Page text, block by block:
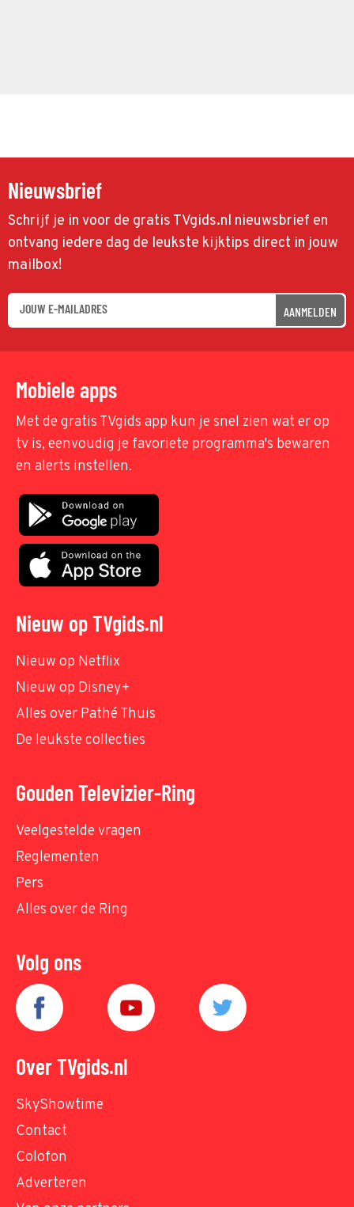
Nieuwsbrief
Schrijf je in voor de gratis TVgids.nl nieuwsbrief en
ontvang iedere dag de leukste kijktips direct in jouw
mailbox!
AANMELDEN
Mobiele apps
Met de gratis TVgids app kun je snel zien wat er op
tv is, eenvoudig je favoriete programma's bewaren
en alerts instellen.
Nieuw op TVgids.nl
Nieuw op Netflix
Nieuw op Disney+
Alles over Pathé Thuis
De leukste collecties
Gouden Televizier-Ring
Veelgestelde vragen
Reglementen
Pers
Alles over de Ring
Volg ons
Over TVgids.nl
SkyShowtime
Contact
Colofon
Adverteren